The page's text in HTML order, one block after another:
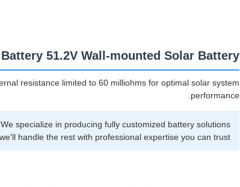
51.2V Wall-mounted Solar Battery
resistance limited to 60 milliohms for optimal solar system
performance.
specialize in producing fully customized battery solutions
handle the rest with professional expertise you can trust.